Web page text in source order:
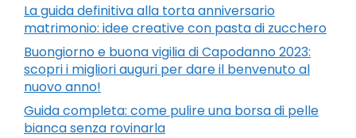
La guida definitiva alla torta anniversario
matrimonio: idee creative con pasta di zucchero
Buongiorno e buona vigilia di Capodanno 2023:
scopri i migliori auguri per dare il benvenuto al
nuovo anno!
Guida completa: come pulire una borsa di pelle
bianca senza rovinarla